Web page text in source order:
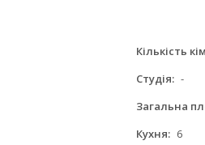
Кількість
Студія: -
Загальна
Кухня: 6